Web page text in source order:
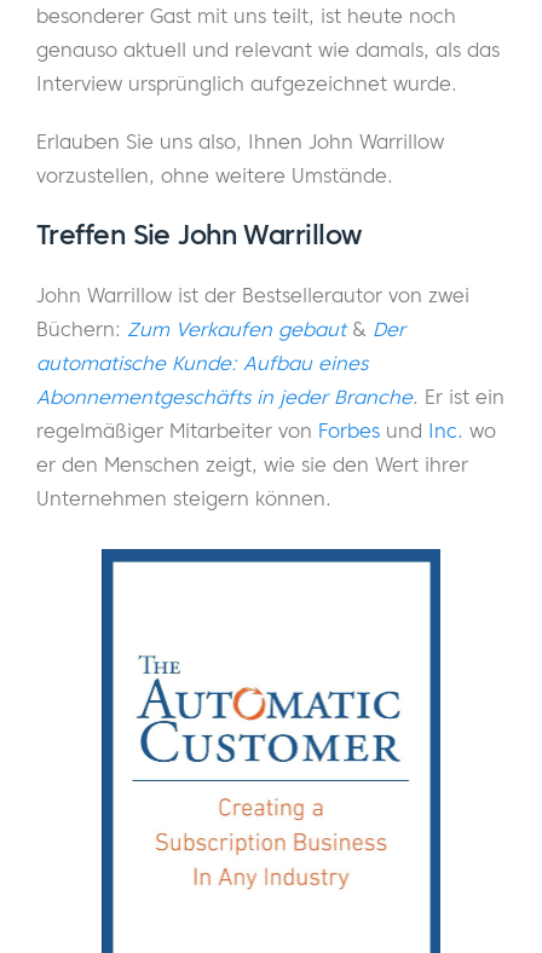
besonderer Gast mit uns teilt, ist heute noch
genauso aktuell und relevant wie damals, als das
Interview ursprünglich aufgezeichnet wurde.
Erlauben Sie uns also, Ihnen John Warrillow
vorzustellen, ohne weitere Umstände.
Treffen Sie John Warrillow
John Warrillow ist der Bestsellerautor von zwei
Büchern: Zum Verkaufen gebaut& Der
automatische Kunde: Aufbau eines
Abonnementgeschäfts in jeder Branche. Er ist ein
regelmäßiger Mitarbeiter von Forbes und Inc. wo
er den Menschen zeigt, wie sie den Wert ihrer
Unternehmen steigern können.